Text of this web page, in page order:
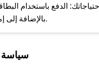
للحصول الدفع باستخدام
Apple Pay، بالإضافة إلى إمكانية الدفع بالتقسيط الشهري.
سياسة